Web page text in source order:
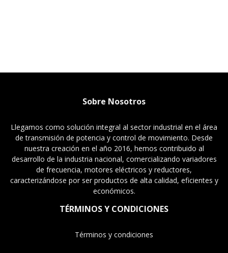
Sobre Nosotros
Llegamos como solución integral al sector industrial en el área
de transmisión de potencia y control de movimiento. Desde
nuestra creación en el año 2016, hemos contribuido al
desarrollo de la industria nacional, comercializando variadores
de frecuencia, motores eléctricos y reductores,
caracterizándose por ser productos de alta calidad, eficientes y
económicos.
TÉRMINOS Y CONDICIONES
Términos y condiciones